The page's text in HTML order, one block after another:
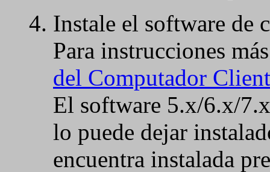
Instale el software de
Para instrucciones
del Computador
El software 5.x/6.x/
lo puede dejar
encuentra instalada